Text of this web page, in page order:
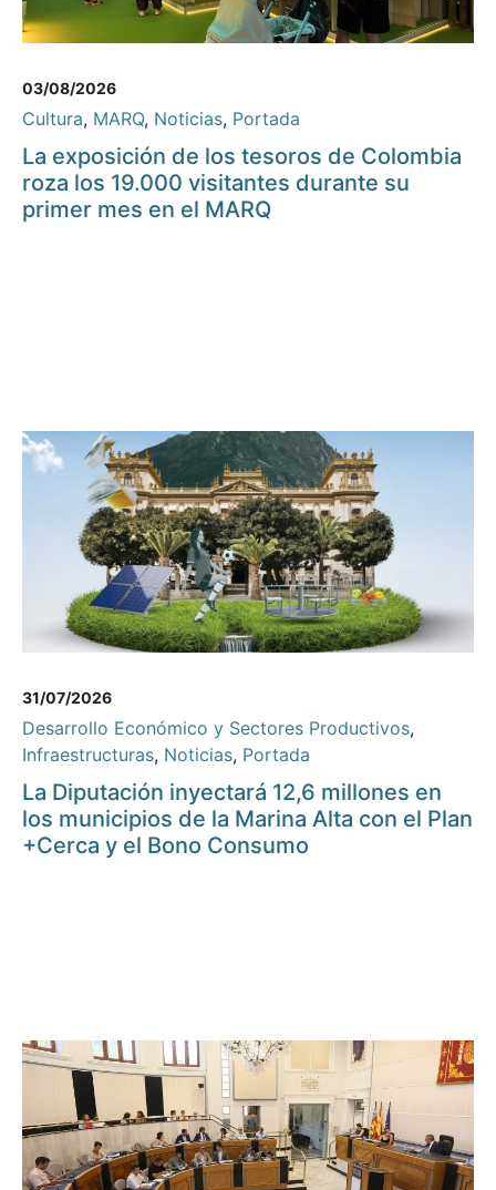
03/08/2026
Cultura, MARQ, Noticias, Portada
La exposición de los tesoros de Colombia
roza los 19.000 visitantes durante su
primer mes en el MARQ
31/07/2026
Desarrollo Económico y Sectores Productivos,
Infraestructuras, Noticias, Portada
La Diputación inyectará 12,6 millones en
los municipios de la Marina Alta con el Plan
+Cerca y el Bono Consumo